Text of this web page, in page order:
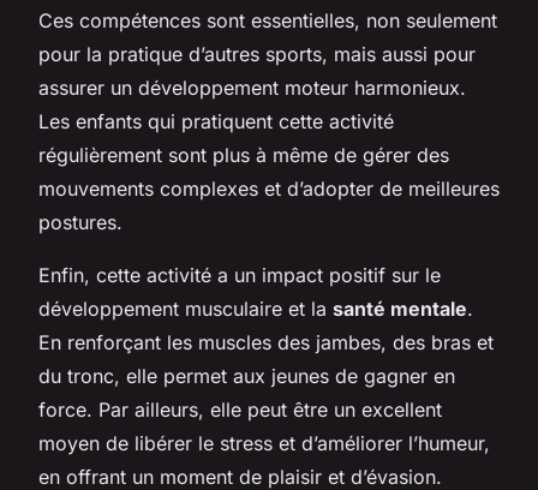
Ces compétences sont essentielles, non seulement
pour la pratique d’autres sports, mais aussi pour
assurer un développement moteur harmonieux.
Les enfants qui pratiquent cette activité
régulièrement sont plus à même de gérer des
mouvements complexes et d’adopter de meilleures
postures.
Enfin, cette activité a un impact positif sur le
développement musculaire et la santé mentale.
En renforçant les muscles des jambes, des bras et
du tronc, elle permet aux jeunes de gagner en
force. Par ailleurs, elle peut être un excellent
moyen de libérer le stress et d’améliorer l’humeur,
en offrant un moment de plaisir et d’évasion.